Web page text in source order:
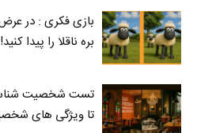
بره ناقلا را پیدا کنید!
تست شخصیت
تا ویژگی های